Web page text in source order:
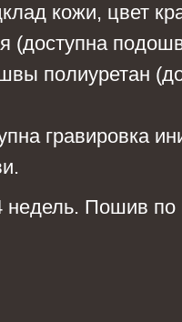
кожи, цвет
(доступна
полиуретан
гравировка
Пошив по